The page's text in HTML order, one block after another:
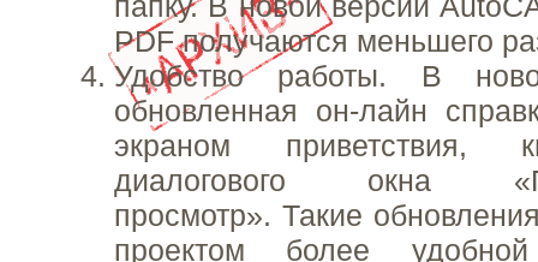
PDF получаются меньшего
Удобство работы. В
обновленная он-лайн
экраном приветствия,
диалогового окна
просмотр». Такие
проектом более